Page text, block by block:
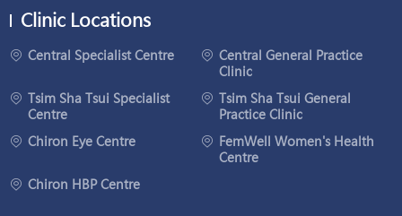
Clinic Locations
Central Specialist Centre
Central General Practice
Clinic
Tsim Sha Tsui Specialist
Centre
Tsim Sha Tsui General
Practice Clinic
Chiron Eye Centre
FemWell Women's Health
Centre
Chiron HBP Centre